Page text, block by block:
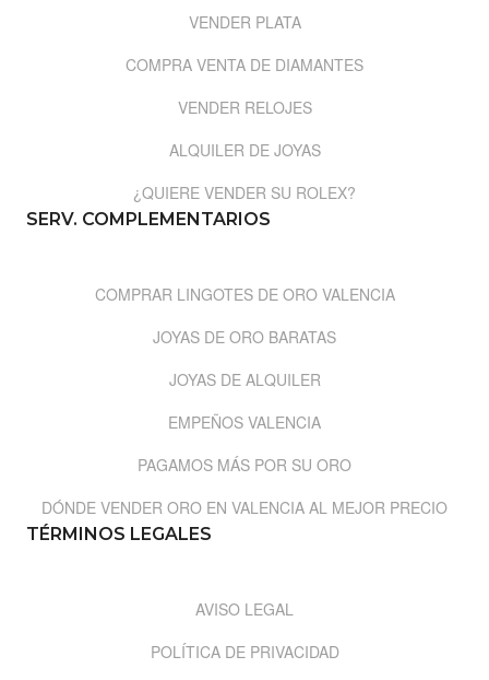
VENDER PLATA
COMPRA VENTA DE DIAMANTES
VENDER RELOJES
ALQUILER DE JOYAS
¿QUIERE VENDER SU ROLEX?
SERV. COMPLEMENTARIOS
COMPRAR LINGOTES DE ORO VALENCIA
JOYAS DE ORO BARATAS
JOYAS DE ALQUILER
EMPEÑOS VALENCIA
PAGAMOS MÁS POR SU ORO
DÓNDE VENDER ORO EN VALENCIA AL MEJOR PRECIO
TÉRMINOS LEGALES
AVISO LEGAL
POLÍTICA DE PRIVACIDAD